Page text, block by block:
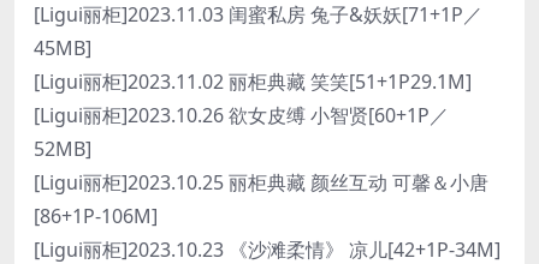
[Ligui丽柜]2023.11.03 闺蜜私房 兔子&妖妖[71+1P／
45MB]
[Ligui丽柜]2023.11.02 丽柜典藏 笑笑[51+1P29.1M]
[Ligui丽柜]2023.10.26 欲女皮缚 小智贤[60+1P／
52MB]
[Ligui丽柜]2023.10.25 丽柜典藏 颜丝互动 可馨＆小唐
[86+1P-106M]
[Ligui丽柜]2023.10.23 《沙滩柔情》 凉儿[42+1P-34M]